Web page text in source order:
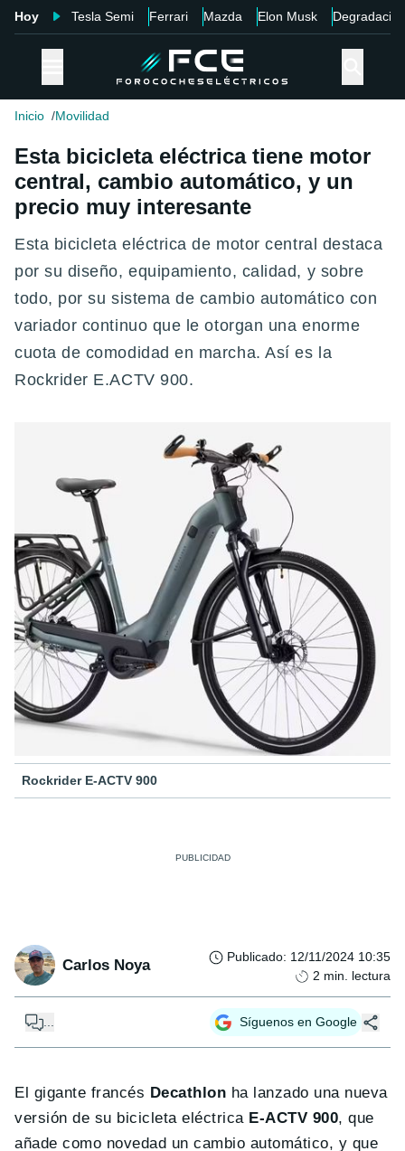
Hoy Tesla Semi Ferrari Mazda Elon Musk Degradación
Inicio Movilidad
Esta bicicleta eléctrica tiene motor
central, cambio automático, y un
precio muy interesante
Esta bicicleta eléctrica de motor central destaca
por su diseño, equipamiento, calidad, y sobre
todo, por su sistema de cambio automático con
variador continuo que le otorgan una enorme
cuota de comodidad en marcha. Así es la
Rockrider E.ACTV 900.
Rockrider E-ACTV 900
Carlos Noya Publicado: 12/11/2024 10:35
2 min. lectura
Síguenos en Google
El gigante francés Decathlon ha lanzado una nueva
versión de su bicicleta eléctrica E-ACTV 900, que
añade como novedad un cambio automático, y que